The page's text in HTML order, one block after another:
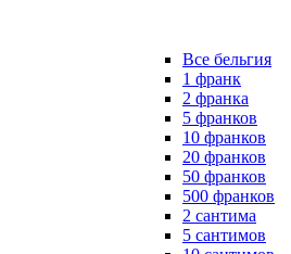
Все бельгия
1 франк
2 франка
5 франков
10 франков
20 франков
50 франков
500 франков
2 сантима
5 сантимов